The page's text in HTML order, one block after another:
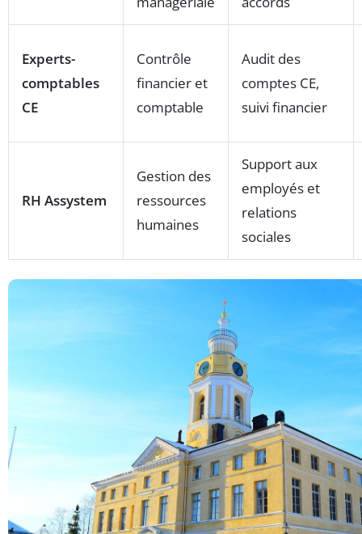
Experts-
comptables
CE
Contrôle
financier et
comptable
Audit des
comptes CE,
suivi financier
RH Assystem
Gestion des
ressources
humaines
Support aux
employés et
relations
sociales